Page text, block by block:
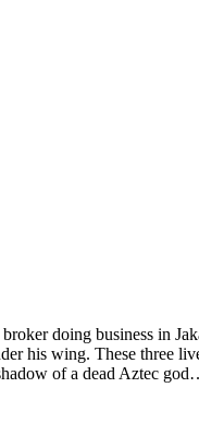
doing business in
his wing. These three
of a dead Aztec